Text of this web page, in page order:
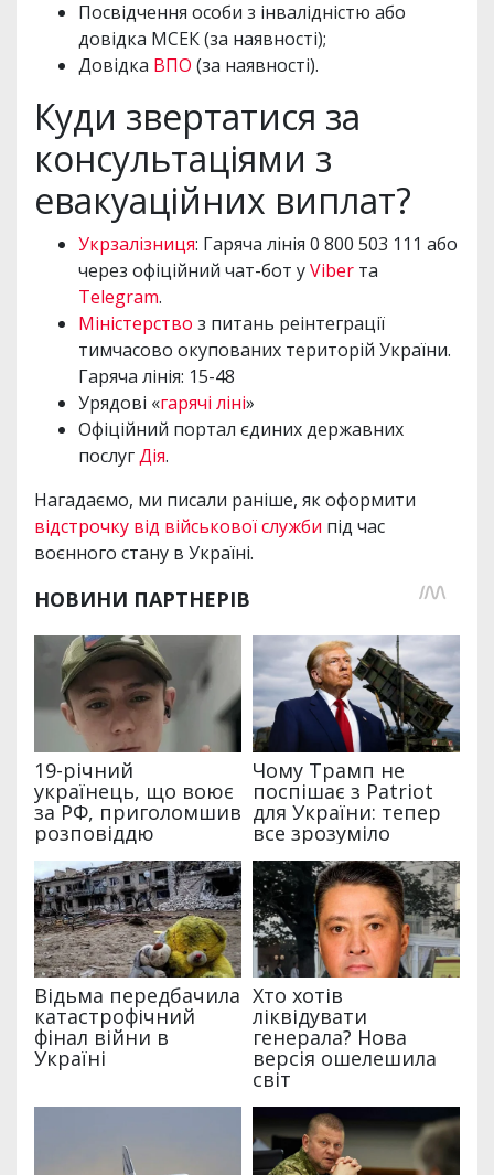
Посвідчення особи з інвалідністю або
довідка МСЕК (за наявності);
Довідка ВПО (за наявності).
Куди звертатися за
консультаціями з
евакуаційних виплат?
Укрзалізниця: Гаряча лінія 0 800 503 111 або
через офіційний чат-бот уViber та
Telegram.
Міністерство з питань реінтеграції
тимчасово окупованих територій України.
Гаряча лінія: 15-48
Урядові «гарячі ліні»
Офіційний портал єдиних державних
послугДія.
Нагадаємо, ми писали раніше, як оформити
відстрочку від військової служби під час
воєнного стану в Україні.